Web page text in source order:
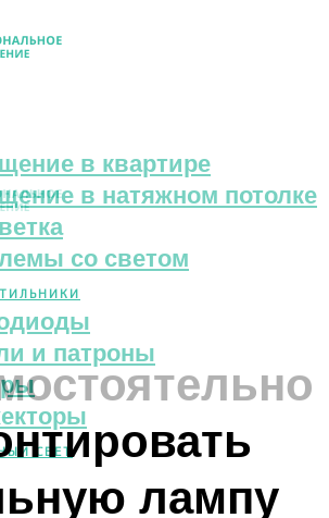
в квартире
в натяжном потолке
со светом
и патроны
СВЕТ
лампу